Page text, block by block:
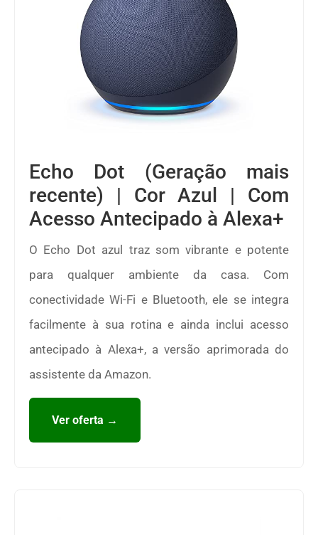
Echo Dot (Geração mais
recente) | Cor Azul | Com
Acesso Antecipado à Alexa+
O Echo Dot azul traz som vibrante e potente
para qualquer ambiente da casa. Com
conectividade Wi-Fi e Bluetooth, ele se integra
facilmente à sua rotina e ainda inclui acesso
antecipado à Alexa+, a versão aprimorada do
assistente da Amazon.
Ver oferta →